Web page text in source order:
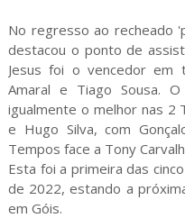
No regresso ao recheado
destacou o ponto de
Jesus foi o vencedor em
Amaral e Tiago Sousa.
igualmente o melhor nas 2
e Hugo Silva, com
Tempos face a Tony
Esta foi a primeira das
de 2022, estando a
em Góis.